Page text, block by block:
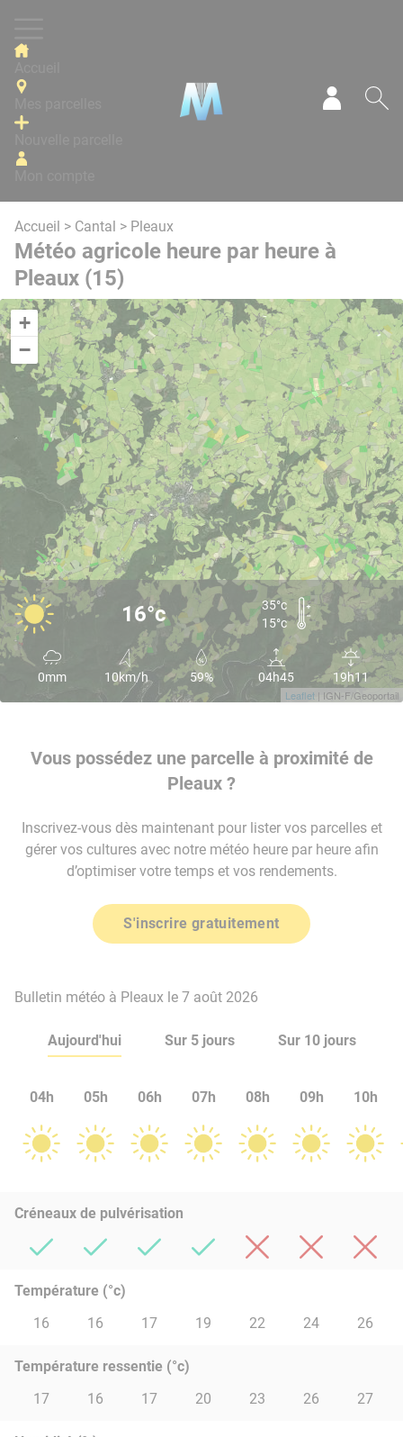
Accueil > Cantal > Pleaux
Météo agricole heure par heure à
Pleaux (15)
+
−
Leaflet | IGN-F/Geoportail
16°c
35°c
15°c
0mm 10km/h 59% 04h45 19h11
Vous possédez une parcelle à proximité de
Pleaux ?
Inscrivez-vous dès maintenant pour lister vos parcelles et
gérer vos cultures avec notre météo heure par heure afin
d’optimiser votre temps et vos rendements.
S'inscrire gratuitement
Bulletin météo à Pleaux le 7 août 2026
Aujourd'hui Sur 5 jours Sur 10 jours
04h 05h 06h 07h 08h 09h 10h
Créneaux de pulvérisation
Température (°c)
16
16 17 19 22 24 26
Température ressentie (°c)
17
16 17 20 23 26 27